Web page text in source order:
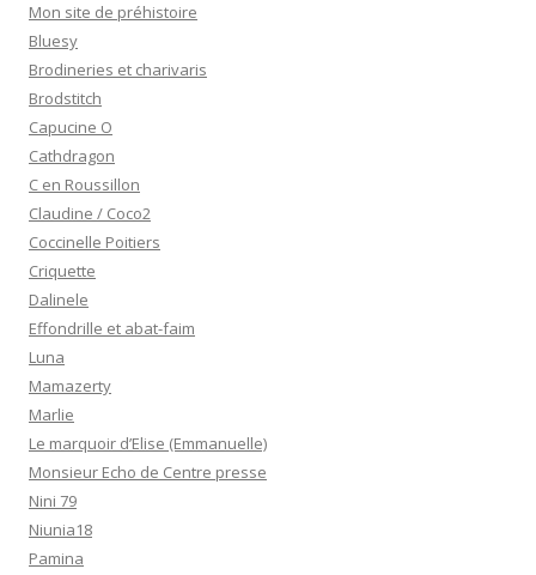
Mon site de préhistoire
Bluesy
Brodineries et charivaris
Brodstitch
Capucine O
Cathdragon
C en Roussillon
Claudine / Coco2
Coccinelle Poitiers
Criquette
Dalinele
Effondrille et abat-faim
Luna
Mamazerty
Marlie
Le marquoir d’Elise (Emmanuelle)
Monsieur Echo de Centre presse
Nini 79
Niunia18
Pamina